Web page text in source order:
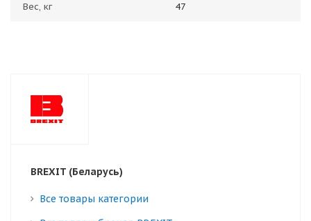
Вес, кг 47
BREXIT (Беларусь)
Все товары категории